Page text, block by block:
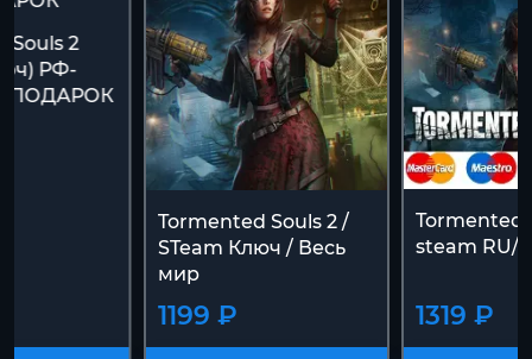
Souls 2
РФ-
ПОДАРОК
Tormented Souls 2 /
STeam Ключ / Весь
мир
1199 ₽
Tormented
steam RU/
1319 ₽